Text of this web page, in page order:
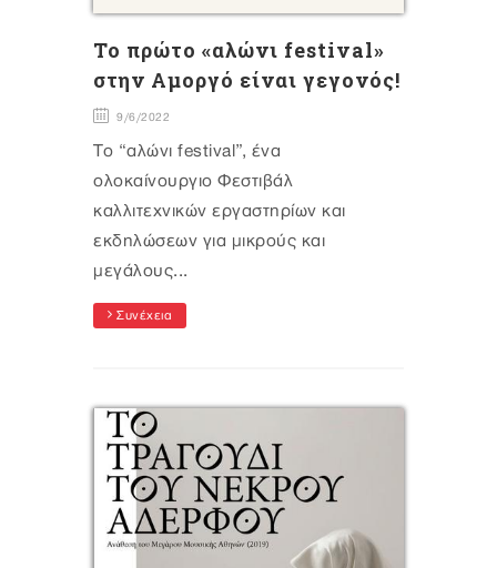
Το πρώτο «αλώνι festival»
στην Αμοργό είναι γεγονός!
9/6/2022
Το “αλώνι festival”, ένα
ολοκαίνουργιο Φεστιβάλ
καλλιτεχνικών εργαστηρίων και
εκδηλώσεων για μικρούς και
μεγάλους...
Συνέχεια